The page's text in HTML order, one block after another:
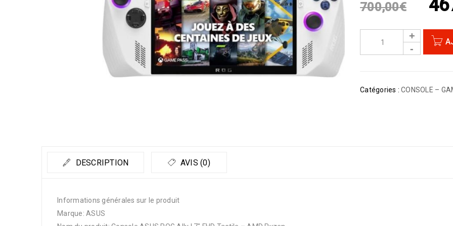
700,00€
Catégories : CONSOLE –
DESCRIPTION AVIS (0)
Informations générales sur le produit
Marque: ASUS